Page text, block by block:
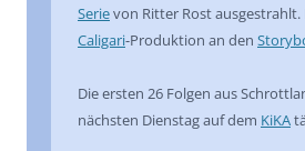
Serievon Ritter Rost
Caligari-Produktion an den
Die ersten 26 Folgen aus
nächsten Dienstag auf dem KiKA